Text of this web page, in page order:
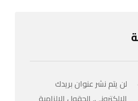
لن يتم نشر عنوان بريدك